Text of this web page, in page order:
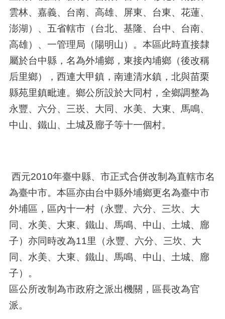
雲林、嘉義、台南、高雄、屏東、台東、花蓮、
澎湖）、五省轄市（台北、基隆、台中、台南、
高雄）、一管理局（陽明山）。本區此時直接隸
屬於台中縣，名為外埔鄉，東接內埔鄉（後改稱
后里鄉），西連大甲鎮，南連清水鎮，北與苗栗
縣苑里鎮毗連。鄉公所設於大同村，全鄉調整為
永豐、六分、三崁、大同、水美、大東、馬鳴、
中山、鐵山、土城及廍子等十一個村。
西元2010年臺中縣、市正式合併改制為直轄市名
為臺中市。本區亦由台中縣外埔鄉更名為臺中市
外埔區，區內十一村（永豐、六分、三坎、大
同、水美、大東、鐵山、馬鳴、中山、土城、廍
子）亦同時改為11里（永豐、六分、三坎、大
同、水美、大東、鐵山、馬鳴、中山、土城、廍
子）。
區公所改制為市政府之派出機關，區長改為官
派。